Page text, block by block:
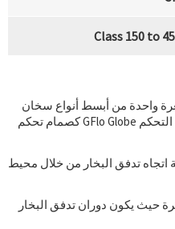
Class 150 to
واحدة من أبسط أنواع سخان
إزالة الترسبات والذي يستخدم صمام التحكم GFlo Globe كصمام تحكم
اتجاه تدفق البخار من خلال محيط
حيث يكون دوران تدفق البخار